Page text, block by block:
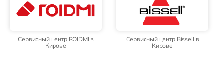
Сервисный центр ROIDMI в
Кирове
Сервисный центр Bissell в
Кирове